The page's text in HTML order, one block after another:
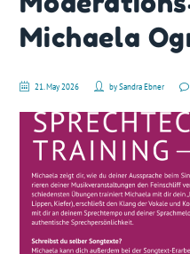
Michaela
21. May 2026 bySandra Ebner